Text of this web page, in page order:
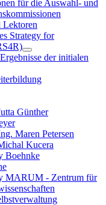
für die Auswahl- und
Lektoren
Strategy for
der initialen
Günther
Maren Petersen
Kucera
Boehnke
MARUM - Zentrum für